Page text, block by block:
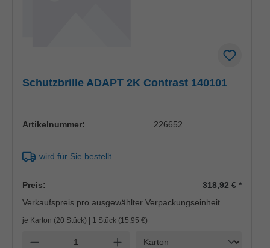
Schutzbrille ADAPT 2K Contrast 140101
Artikelnummer: 226652
wird für Sie bestellt
Preis: 318,92 €*
Verkaufspreis pro ausgewählter Verpackungseinheit
je Karton (20 Stück) | 1 Stück (15,95 €)
Anzahl verringern Anzahl erhöhen